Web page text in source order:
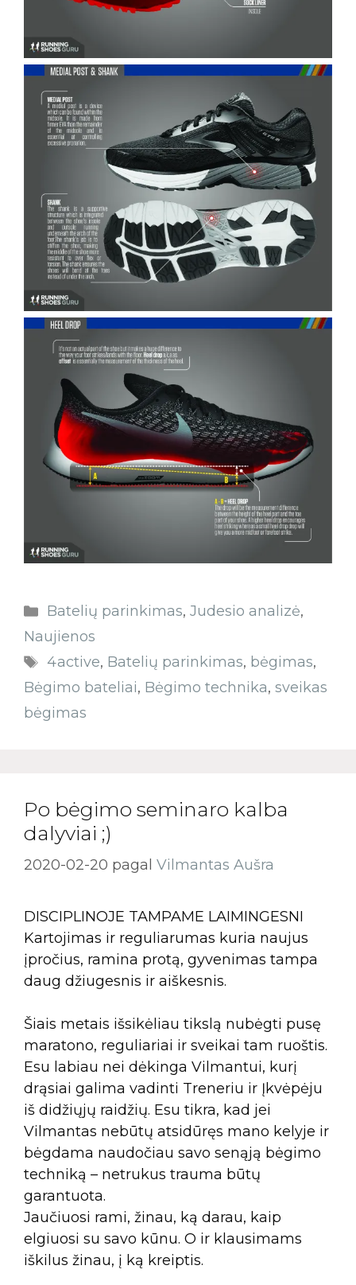
Batelių parinkimas, Judesio analizė,
Naujienos
4active, Batelių parinkimas, bėgimas,
Bėgimo bateliai, Bėgimo technika, sveikas
bėgimas
Po bėgimo seminaro kalba
dalyviai ;)
2020-02-20 pagal Vilmantas Aušra
DISCIPLINOJE TAMPAME LAIMINGESNI
Kartojimas ir reguliarumas kuria naujus
įpročius, ramina protą, gyvenimas tampa
daug džiugesnis ir aiškesnis.
Šiais metais išsikėliau tikslą nubėgti pusę
maratono, reguliariai ir sveikai tam ruoštis.
Esu labiau nei dėkinga Vilmantui, kurį
drąsiai galima vadinti Treneriu ir Įkvėpėju
iš didžiųjų raidžių. Esu tikra, kad jei
Vilmantas nebūtų atsidūręs mano kelyje ir
bėgdama naudočiau savo senąją bėgimo
techniką – netrukus trauma būtų
garantuota.
Jaučiuosi rami, žinau, ką darau, kaip
elgiuosi su savo kūnu. O ir klausimams
iškilus žinau, į ką kreiptis.